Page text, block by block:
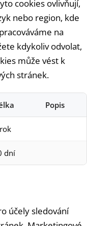
cookies ovlivňují,
nebo region, kde
na
kdykoliv odvolat,
může vést k
stránek.
Popis
dní
účely sledování